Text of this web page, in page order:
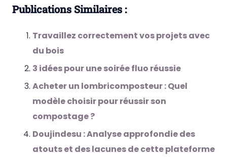
Publications Similaires :
Travaillez correctement vos projets avec
du bois
3 idées pour une soirée fluo réussie
Acheter un lombricomposteur : Quel
modèle choisir pour réussir son
compostage ?
Doujindesu : Analyse approfondie des
atouts et des lacunes de cette plateforme